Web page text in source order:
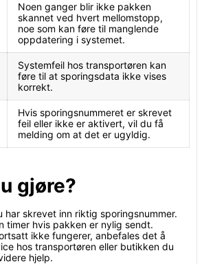
Noen ganger blir ikke pakken
skannet ved hvert mellomstopp,
noe som kan føre til manglende
oppdatering i systemet.
Systemfeil hos transportøren kan
føre til at sporingsdata ikke vises
korrekt.
Hvis sporingsnummeret er skrevet
feil eller ikke er aktivert, vil du få
melding om at det er ugyldig.
gjøre?
har skrevet inn riktig sporingsnummer.
timer hvis pakken er nylig sendt.
ikke fungerer, anbefales det å
hos transportøren eller butikken du
hjelp.